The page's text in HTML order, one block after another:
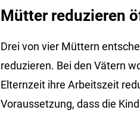
Mütter reduzieren
Drei von vier Müttern
reduzieren. Bei den Vätern
Elternzeit ihre Arbeitszeit
Voraussetzung, dass die